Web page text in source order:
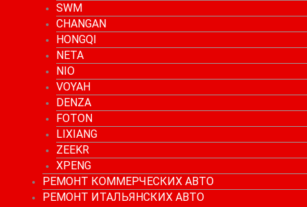
SWM
CHANGAN
HONGQI
NETA
NIO
VOYAH
DENZA
FOTON
LIXIANG
ZEEKR
XPENG
РЕМОНТ КОММЕРЧЕСКИХ АВТО
РЕМОНТ ИТАЛЬЯНСКИХ АВТО